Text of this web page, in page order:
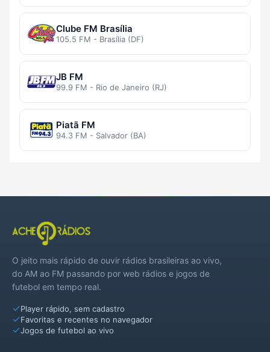
Clube FM Brasília
105.5 FM - Brasília (DF)
JB FM
99.9 FM - Rio de Janeiro (RJ)
Piatã FM
94.3 FM - Salvador (BA)
O jeito mais rápido de ouvir rádios brasileiras ao vivo,
do AM ao FM passando por web rádios e jogos de
futebol em tempo real.
Player rápido, sem cadastro
Favoritas e recentes no navegador
Jogos de futebol ao vivo